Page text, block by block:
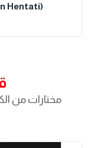
(Préface De Danielle Laguillon Hentati)
مختارات من